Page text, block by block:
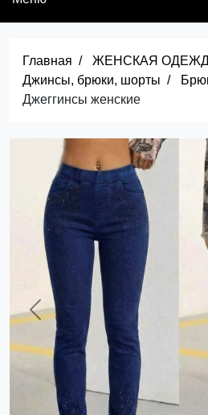
Главная
ЖЕНСКАЯ
Джинсы, брюки, шорты
Джеггинсы женские
Previous